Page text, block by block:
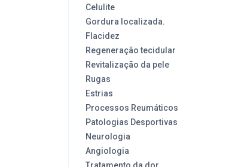
Celulite
Gordura localizada.
Flacidez
Regeneração tecidular
Revitalização da pele
Rugas
Estrias
Processos Reumáticos
Patologias Desportivas
Neurologia
Angiologia